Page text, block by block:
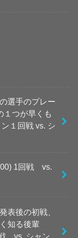
選手のプレー
１つが早くも
１回戦 vs. シ
1回戦 vs.
表後の初戦、
知る後輩
戦 vs. シャン